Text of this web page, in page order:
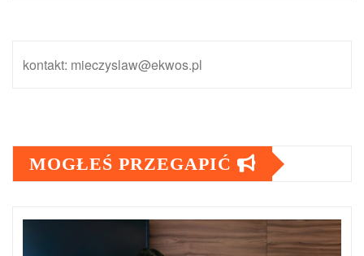
kontakt: mieczyslaw@ekwos.pl
MOGŁEŚ PRZEGAPIĆ